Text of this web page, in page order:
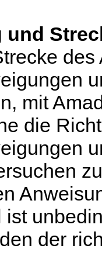
und
mit
die
der